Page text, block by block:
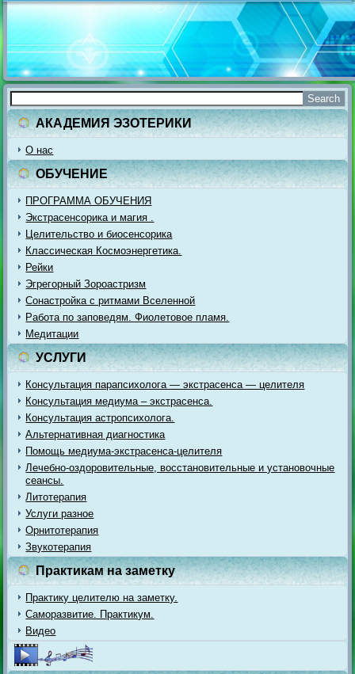
АКАДЕМИЯ ЭЗОТЕРИКИ
О нас
ОБУЧЕНИЕ
ПРОГРАММА ОБУЧЕНИЯ
Экстрасенсорика и магия .
Целительство и биосенсорика
Классическая Космоэнергетика.
Рейки
Эгрегорный Зороастризм
Сонастройка с ритмами Вселенной
Работа по заповедям. Фиолетовое пламя.
Медитации
УСЛУГИ
Консультация парапсихолога — экстрасенса — целителя
Консультация медиума – экстрасенса.
Консультация астропсихолога.
Альтернативная диагностика
Помощь медиума-экстрасенса-целителя
Лечебно-оздоровительные, восстановительные и установочные
сеансы.
Литотерапия
Услуги разное
Орнитотерапия
Звукотерапия
Практикам на заметку
Практику целителю на заметку.
Саморазвитие. Практикум.
Видео